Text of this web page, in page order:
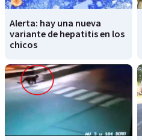
Alerta: hay una nueva
variante de hepatitis en los
chicos